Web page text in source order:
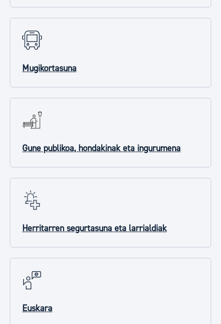
Mugikortasuna
Gune publikoa, hondakinak eta ingurumena
Herritarren segurtasuna eta larrialdiak
Euskara